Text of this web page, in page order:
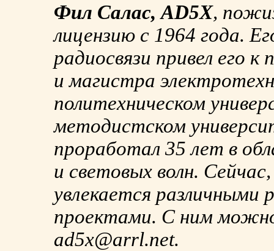
Фил Салас, AD5X,
лицензию с 1964 года.
радиосвязи привел его
и магистра
политехническом
методистском
проработал 35 лет в
и световых волн.
увлекается различными
проектами. С ним
ad5x@arrl.net.